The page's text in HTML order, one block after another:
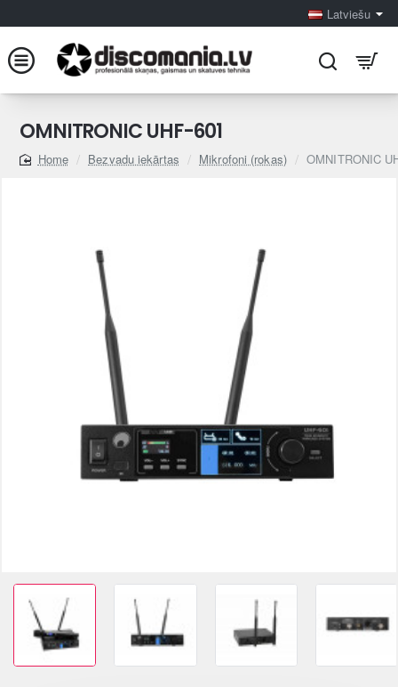
Latviešu
OMNITRONIC UHF-601
home
Bezvadu iekārtas Mikrofoni (rokas) OMNITRONIC